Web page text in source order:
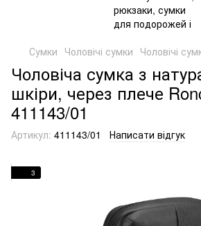
Сумки Чоловічі сумки Чоловічі
Чоловіча сумка з
шкіри, через плече
411143/01
Артикул: 411143/01 Написати відгук
3